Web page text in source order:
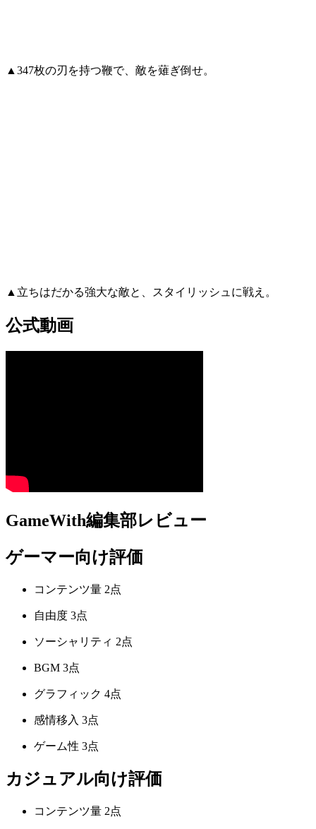
▲347枚の刃を持つ鞭で、敵を薙ぎ倒せ。
▲立ちはだかる強大な敵と、スタイリッシュに戦え。
公式動画
GameWith編集部レビュー
ゲーマー向け評価
コンテンツ量 2点
自由度 3点
ソーシャリティ 2点
BGM 3点
グラフィック 4点
感情移入 3点
ゲーム性 3点
カジュアル向け評価
コンテンツ量 2点